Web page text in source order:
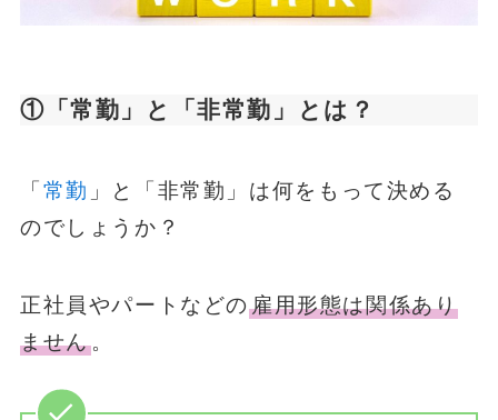
①「常勤」と「非常勤」とは？
「常勤 」と「非常勤」は何をもって決める
のでしょうか？
正社員やパートなどの雇用形態は関係あり
ません。